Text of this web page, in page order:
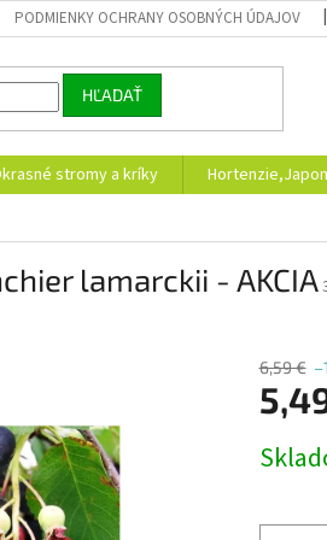
PODMIENKY OCHRANY OSOBNÝCH ÚDAJOV
HĽADAŤ
stromy a kríky
lamarckii - AKCIA
6,59 €
cena: